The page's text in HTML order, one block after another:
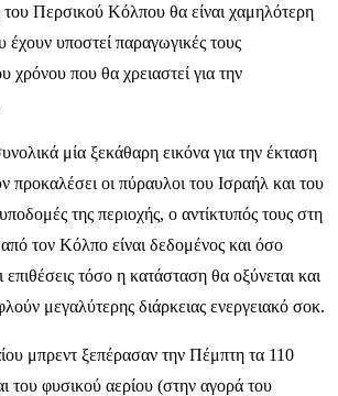
Περσικού Κόλπου θα είναι χαμηλότερη
υποστεί παραγωγικές τους
χρόνου που θα χρειαστεί για την
μία ξεκάθαρη εικόνα για την έκταση
προκαλέσει οι πύραυλοι του Ισραήλ και του
της περιοχής, ο αντίκτυπός τους στη
τον Κόλπο είναι δεδομένος και όσο
επιθέσεις τόσο η κατάσταση θα οξύνεται και
μεγαλύτερης διάρκειας ενεργειακό σοκ.
μπρεντ ξεπέρασαν την Πέμπτη τα 110
του φυσικού αερίου (στην αγορά του